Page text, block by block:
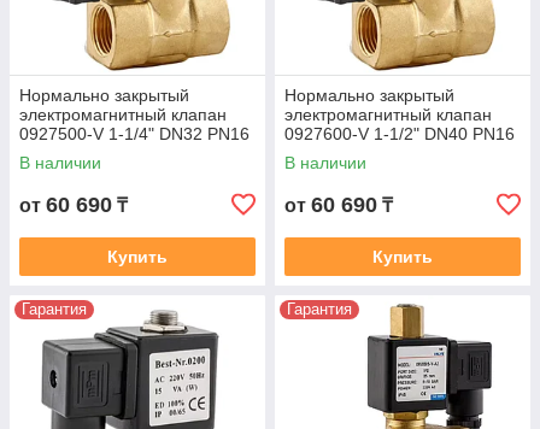
Нормально закрытый
электромагнитный клапан
0927500-V 1-1/4" DN32 PN16
В наличии
от 60 690 ₸
Купить
Нормально закрытый
электромагнитный клапан
0927600-V 1-1/2" DN40 PN16
В наличии
от 60 690 ₸
Купить
Гарантия Гарантия